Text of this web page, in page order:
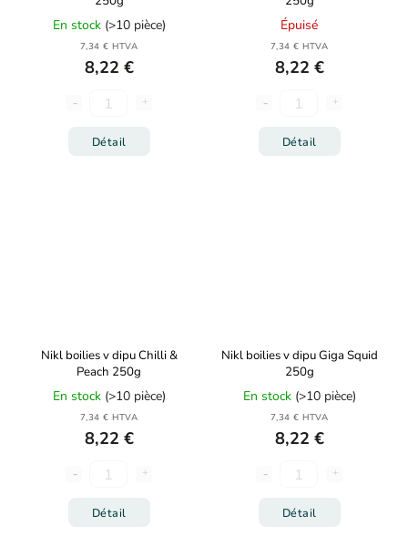
En stock (>10 pièce)
7,34 € HTVA
8,22 €
Détail
Épuisé
7,34 € HTVA
8,22 €
Détail
Nikl boilies v dipu Chilli &
Peach 250g
En stock (>10 pièce)
7,34 € HTVA
8,22 €
Détail
Nikl boilies v dipu Giga Squid
250g
En stock (>10 pièce)
7,34 € HTVA
8,22 €
Détail